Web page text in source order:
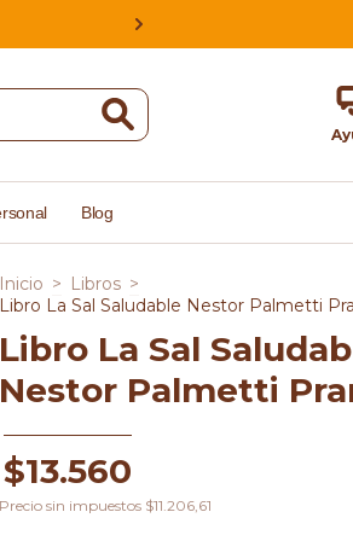
Blog
Inicio > Libros >
Libro La Sal Saludable Nestor Palmetti
Libro La Sal
Nestor Palmetti
$13.560
Precio sin impuestos $11.206,61